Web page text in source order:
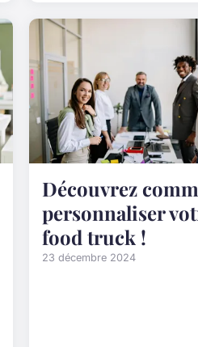
Découvrez
personnaliser
food truck !
23 décembre 2024